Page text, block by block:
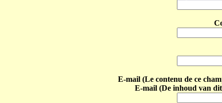
E-mail (Le contenu de ce
E-mail (De inhoud van